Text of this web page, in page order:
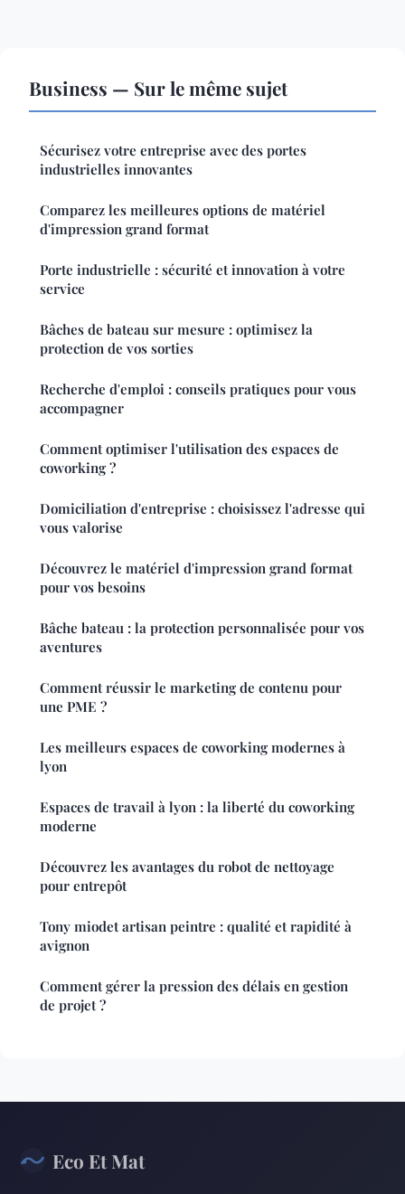
Business — Sur le même sujet
Sécurisez votre entreprise avec des portes
industrielles innovantes
Comparez les meilleures options de matériel
d'impression grand format
Porte industrielle : sécurité et innovation à votre
service
Bâches de bateau sur mesure : optimisez la
protection de vos sorties
Recherche d'emploi : conseils pratiques pour vous
accompagner
Comment optimiser l'utilisation des espaces de
coworking ?
Domiciliation d'entreprise : choisissez l'adresse qui
vous valorise
Découvrez le matériel d'impression grand format
pour vos besoins
Bâche bateau : la protection personnalisée pour vos
aventures
Comment réussir le marketing de contenu pour
une PME ?
Les meilleurs espaces de coworking modernes à
lyon
Espaces de travail à lyon : la liberté du coworking
moderne
Découvrez les avantages du robot de nettoyage
pour entrepôt
Tony miodet artisan peintre : qualité et rapidité à
avignon
Comment gérer la pression des délais en gestion
de projet ?
Eco Et Mat